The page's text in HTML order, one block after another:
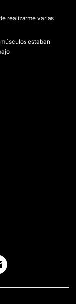
realizarme varias
estaban